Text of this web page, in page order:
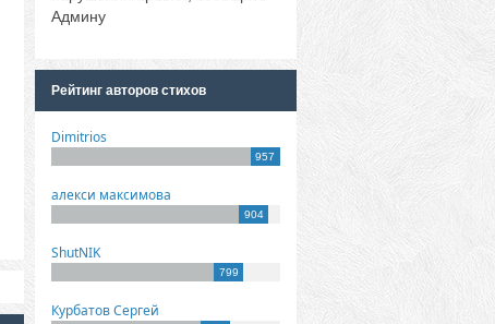
Админу
Рейтинг авторов стихов
Dimitrios
957
алекси максимова
904
ShutNIK
799
Курбатов Сергей